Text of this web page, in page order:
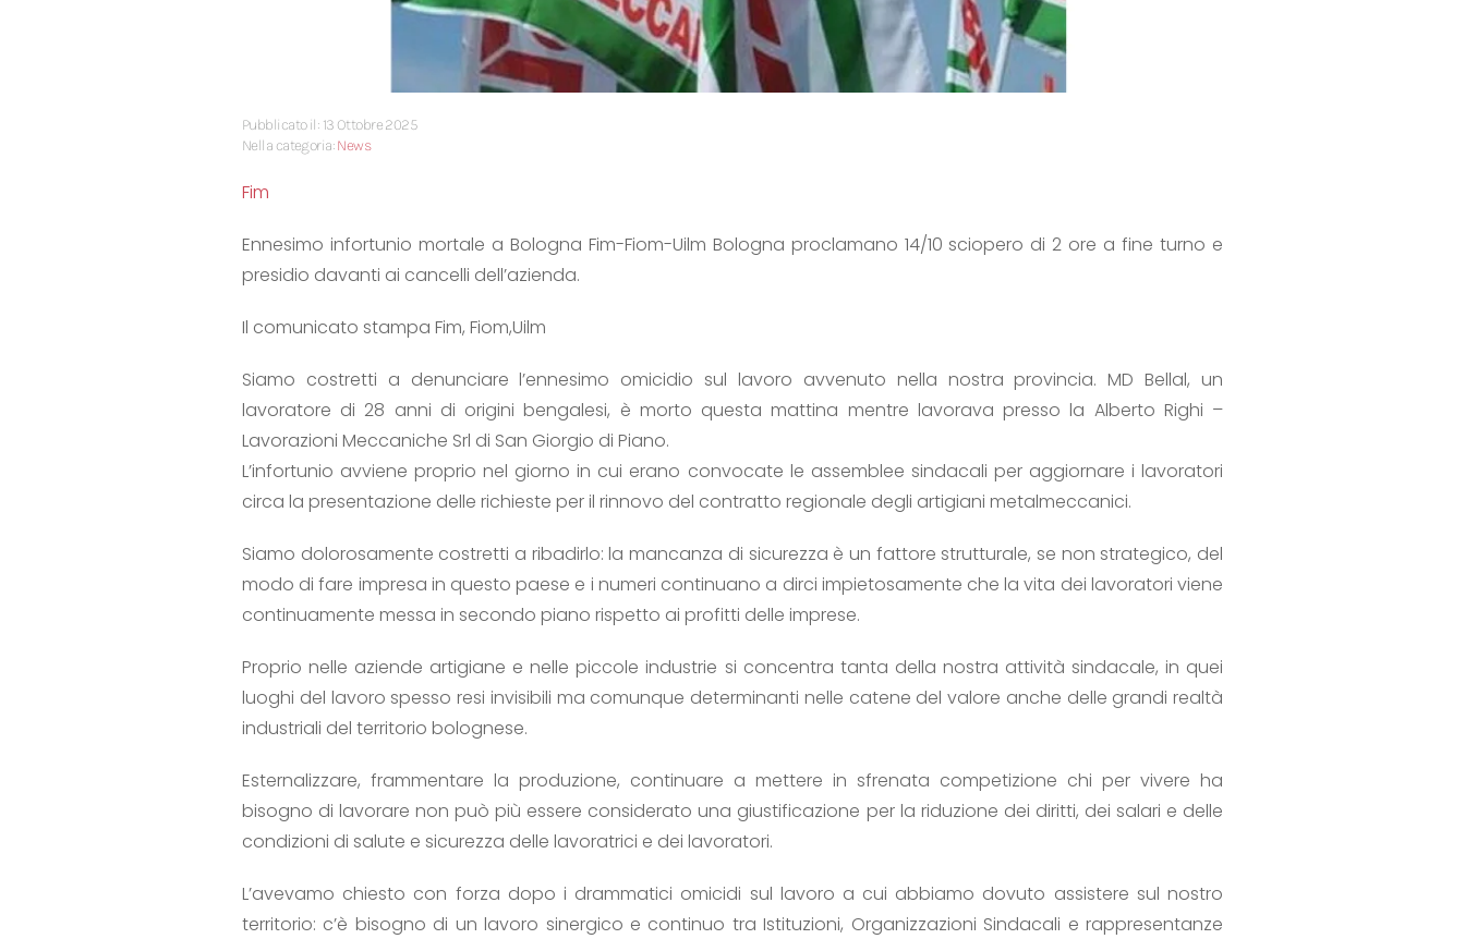
Pubblicato il: 13 Ottobre 2025
Nella categoria:News
Fim
Ennesimo infortunio mortale a Bologna Fim-Fiom-Uilm Bologna proclamano 14/10 sciopero di 2 ore a fine turno e
presidio davanti ai cancelli dell’azienda.
Il comunicato stampa Fim, Fiom,Uilm
Siamo costretti a denunciare l’ennesimo omicidio sul lavoro avvenuto nella nostra provincia. MD Bellal, un
lavoratore di 28 anni di origini bengalesi, è morto questa mattina mentre lavorava presso la Alberto Righi –
Lavorazioni Meccaniche Srl di San Giorgio di Piano.
L’infortunio avviene proprio nel giorno in cui erano convocate le assemblee sindacali per aggiornare i lavoratori
circa la presentazione delle richieste per il rinnovo del contratto regionale degli artigiani metalmeccanici.
Siamo dolorosamente costretti a ribadirlo: la mancanza di sicurezza è un fattore strutturale, se non strategico, del
modo di fare impresa in questo paese e i numeri continuano a dirci impietosamente che la vita dei lavoratori viene
continuamente messa in secondo piano rispetto ai profitti delle imprese.
Proprio nelle aziende artigiane e nelle piccole industrie si concentra tanta della nostra attività sindacale, in quei
luoghi del lavoro spesso resi invisibili ma comunque determinanti nelle catene del valore anche delle grandi realtà
industriali del territorio bolognese.
Esternalizzare, frammentare la produzione, continuare a mettere in sfrenata competizione chi per vivere ha
bisogno di lavorare non può più essere considerato una giustificazione per la riduzione dei diritti, dei salari e delle
condizioni di salute e sicurezza delle lavoratrici e dei lavoratori.
L’avevamo chiesto con forza dopo i drammatici omicidi sul lavoro a cui abbiamo dovuto assistere sul nostro
territorio: c’è bisogno di un lavoro sinergico e continuo tra Istituzioni, Organizzazioni Sindacali e rappresentanze